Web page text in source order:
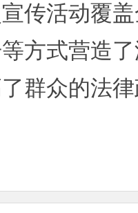
传活动覆
方式营造
群众的法